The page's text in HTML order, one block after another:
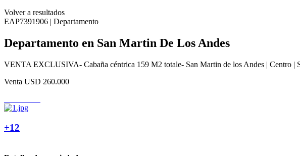
Volver a resultados
EAP7391906 | Departamento
Departamento en San Martin De Los Andes
VENTA EXCLUSIVA- Cabaña céntrica 159 M2 totale- San Martin de los Andes | Centro |
Venta USD 260.000
+12